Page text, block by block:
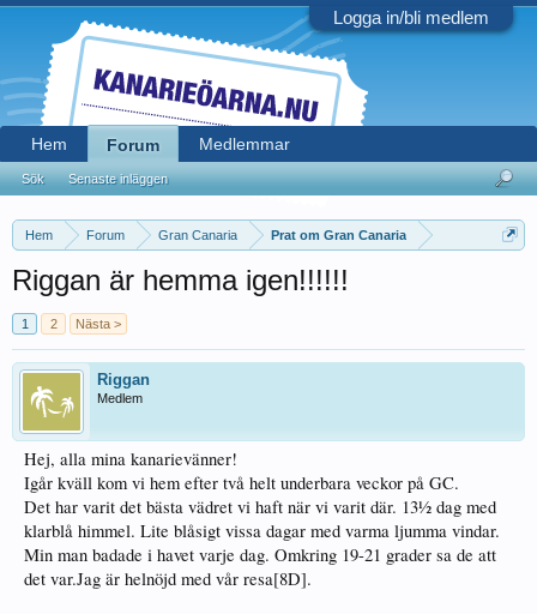
Logga in/bli medlem
Hem Forum Gran Canaria Prat om Gran Canaria
Riggan är hemma igen!!!!!!
1 2 Nästa >
Riggan
Medlem
Hej, alla mina kanarievänner!
Igår kväll kom vi hem efter två helt underbara veckor på GC.
Det har varit det bästa vädret vi haft när vi varit där. 13½ dag med
klarblå himmel. Lite blåsigt vissa dagar med varma ljumma vindar.
Min man badade i havet varje dag. Omkring 19-21 grader sa de att
det var.Jag är helnöjd med vår resa[8D].
Hem Forum
Sök Senaste inläggen
Medlemmar